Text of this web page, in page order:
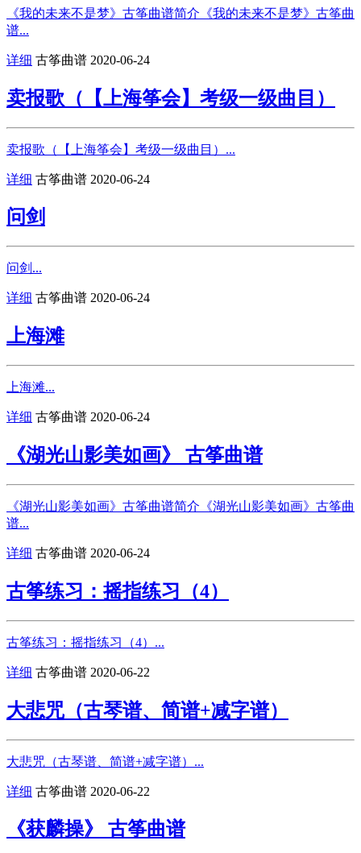
《我的未来不是梦》古筝曲谱简介《我的未来不是梦》古筝曲
谱...
详细 古筝曲谱 2020-06-24
卖报歌（【上海筝会】考级一级曲目）
卖报歌（【上海筝会】考级一级曲目）...
详细 古筝曲谱 2020-06-24
问剑
问剑...
详细 古筝曲谱 2020-06-24
上海滩
上海滩...
详细 古筝曲谱 2020-06-24
《湖光山影美如画》 古筝曲谱
《湖光山影美如画》古筝曲谱简介《湖光山影美如画》古筝曲
谱...
详细 古筝曲谱 2020-06-24
古筝练习：摇指练习（4）
古筝练习：摇指练习（4）...
详细 古筝曲谱 2020-06-22
大悲咒（古琴谱、简谱+减字谱）
大悲咒（古琴谱、简谱+减字谱）...
详细 古筝曲谱 2020-06-22
《获麟操》 古筝曲谱